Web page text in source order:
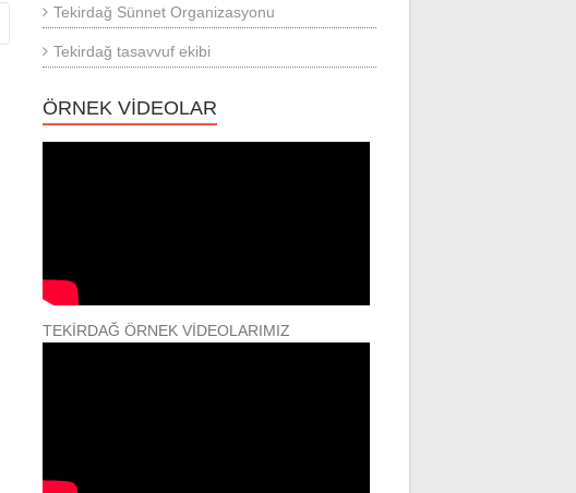
Tekirdağ Sünnet Organizasyonu
Tekirdağ tasavvuf ekibi
ÖRNEK VİDEOLAR
TEKİRDAĞ ÖRNEK VİDEOLARIMIZ